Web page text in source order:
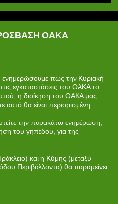
ΟΑΚΑ
πως την Κυριακή
εγκαταστάσεις του ΟΑΚΑ το
η διοίκηση του ΟΑΚΑ μας
θα είναι περιορισμένη.
την παρακάτω ενημέρωση,
του γηπέδου, για της
και η Κύμης (μεταξύ
Περιβάλλοντα) θα παραμείνει